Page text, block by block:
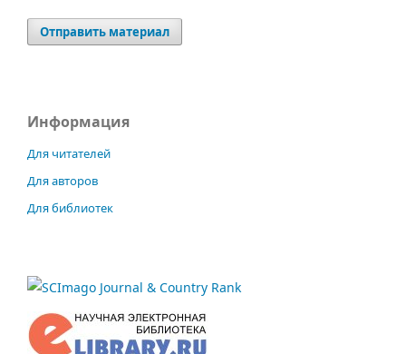
Отправить материал
Информация
Для читателей
Для авторов
Для библиотек